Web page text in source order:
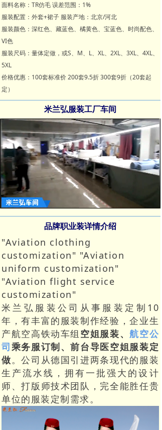
面料名称：TR仿毛 误差范围：1%
服装配置：外套+裙子 服装产地：北京/河北
服装颜色：深红色、藏蓝色、橘黄色、宝蓝色、时尚配色、
VI色
服装尺码：量体定做，或S、M、L、XL、2XL、3XL、4XL、
5XL
价格优惠：100套标准价 200套9.5折 300套9折（20套起
定）
"Aviation clothing
customization" "Aviation
uniform customization"
"Aviation flight service
customization"
米兰弘服装公司从事服装定制10
年，有丰富的服装制作经验，企业生
产航空高铁动车组 空姐服装、航空公
司乘务服订制、前台导医空姐服装定
做。公司从德国引进两条现代的服装
生产流水线，拥有一批强大的设计
师、打版师技术团队，完全能胜任贵
单位的服装定制需求。
Mute
:
0%
0%
米兰弘服装工厂车间
品牌职业装详情介绍